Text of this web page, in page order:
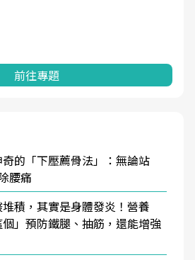
前往專題
的「下壓薦骨法」：無論站
腰痛
積，其實是身體發炎！營養
」預防鐵腿、抽筋，還能增強